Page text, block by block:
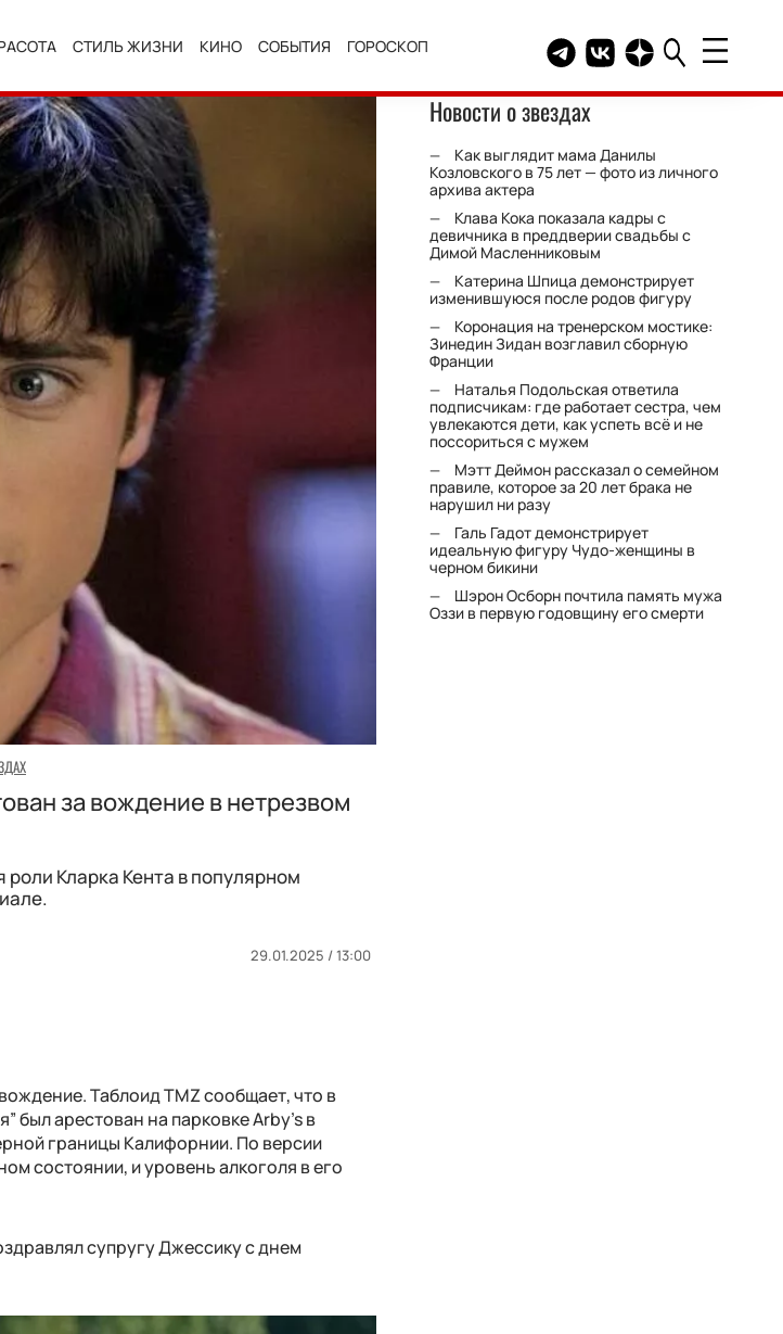
СТИЛЬ ЖИЗНИ КИНО СОБЫТИЯ ГОРОСКОП Telegram канал HELLO
Группа HELLO
Канал HELLO в
за вождение в нетрезвом
Кларка Кента в популярном
29.01.2025 / 13:00
Таблоид TMZ сообщает, что в
был арестован на парковке Arby's в
границы Калифорнии. По версии
состоянии, и уровень алкоголя в его
супругу Джессику с днем
Новости о звездах
Как выглядит мама Данилы
Козловского в 75 лет — фото из личного
архива актера
Клава Кока показала кадры с
девичника в преддверии свадьбы с
Димой Масленниковым
Катерина Шпица демонстрирует
изменившуюся после родов фигуру
Коронация на тренерском мостике:
Зинедин Зидан возглавил сборную
Франции
Наталья Подольская ответила
подписчикам: где работает сестра, чем
увлекаются дети, как успеть всё и не
поссориться с мужем
Мэтт Деймон рассказал о семейном
правиле, которое за 20 лет брака не
нарушил ни разу
Галь Гадот демонстрирует
идеальную фигуру Чудо-женщины в
черном бикини
Шэрон Осборн почтила память мужа
Оззи в первую годовщину его смерти